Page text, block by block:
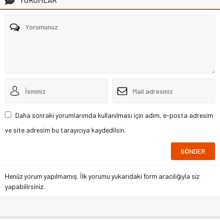
Daha sonraki yorumlarımda kullanılması için adım, e-posta adresim
ve site adresim bu tarayıcıya kaydedilsin.
Henüz yorum yapılmamış. İlk yorumu yukarıdaki form aracılığıyla siz
yapabilirsiniz.